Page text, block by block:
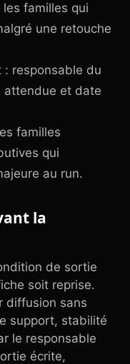
familles qui
une retouche
: responsable du
attendue et date
familles
qui
au run.
la
de sortie
soit reprise.
diffusion sans
support, stabilité
le responsable
écrite,